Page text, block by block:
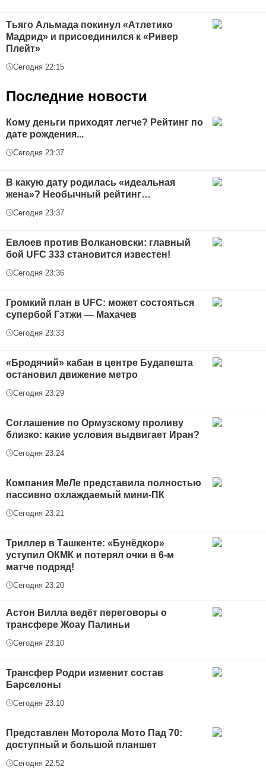
Тьяго Альмада покинул «Атлетико
Мадрид» и присоединился к «Ривер
Плейт»
Сегодня 22:15
Последние новости
Кому деньги приходят легче? Рейтинг по
дате рождения...
Сегодня 23:37
В какую дату родилась «идеальная
жена»? Необычный рейтинг…
Сегодня 23:37
Евлоев против Волкановски: главный
бой UFC 333 становится известен!
Сегодня 23:36
Громкий план в UFC: может состояться
супербой Гэтжи — Махачев
Сегодня 23:33
«Бродячий» кабан в центре Будапешта
остановил движение метро
Сегодня 23:29
Соглашение по Ормузскому проливу
близко: какие условия выдвигает Иран?
Сегодня 23:24
Компания МеЛе представила полностью
пассивно охлаждаемый мини-ПК
Сегодня 23:21
Триллер в Ташкенте: «Бунёдкор»
уступил ОКМК и потерял очки в 6-м
матче подряд!
Сегодня 23:20
Астон Вилла ведёт переговоры о
трансфере Жоау Палиньи
Сегодня 23:10
Трансфер Родри изменит состав
Барселоны
Сегодня 23:10
Представлен Моторола Мото Пад 70:
доступный и большой планшет
Сегодня 22:52